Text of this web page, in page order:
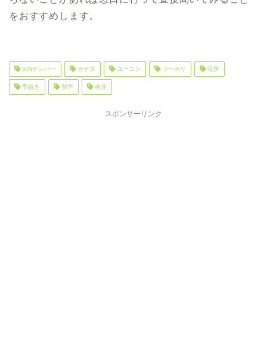
をおすすめします。
SINナンバー カナダ ユーコン ワーホリ 役所
手続き 留学 移住
スポンサーリンク